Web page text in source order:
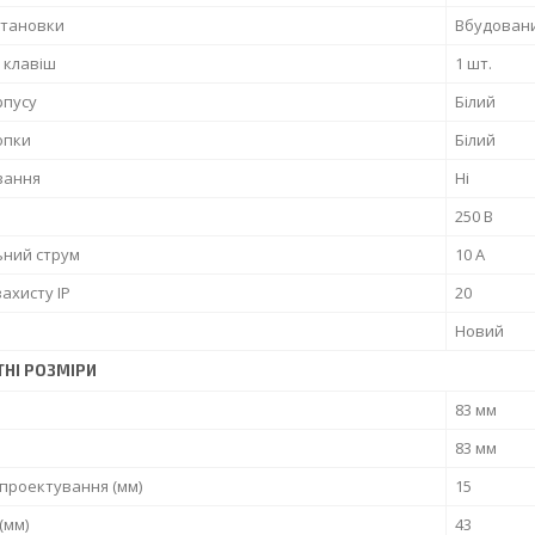
клавіш
1 шт.
Білий
Білий
Ні
250 В
струм
10 А
IP
20
Новий
РОЗМІРИ
83 мм
83 мм
(мм)
15
43